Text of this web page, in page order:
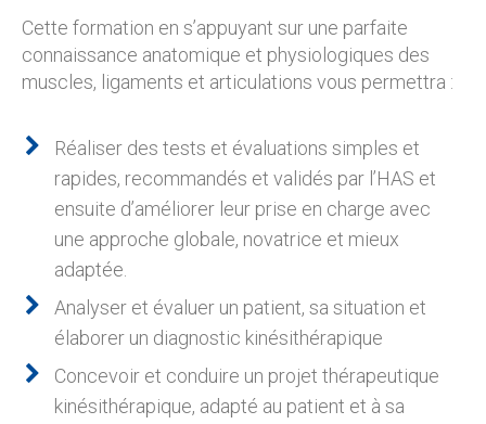
Cette formation en s’appuyant sur une parfaite
connaissance anatomique et physiologiques des
muscles, ligaments et articulations vous permettra :
Réaliser des tests et évaluations simples et
rapides, recommandés et validés par l’HAS et
ensuite d’améliorer leur prise en charge avec
une approche globale, novatrice et mieux
adaptée.
Analyser et évaluer un patient, sa situation et
élaborer un diagnostic kinésithérapique
Concevoir et conduire un projet thérapeutique
kinésithérapique, adapté au patient et à sa